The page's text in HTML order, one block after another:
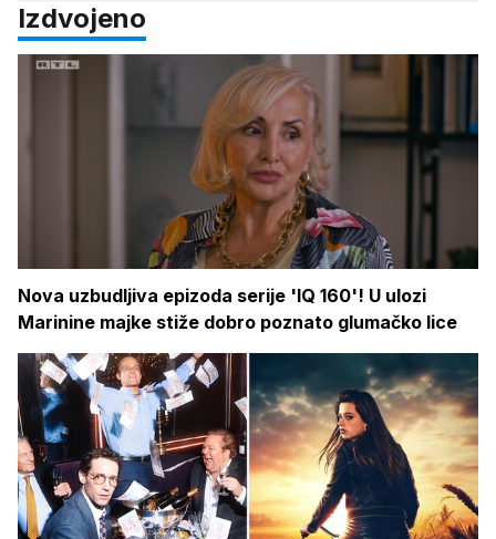
Izdvojeno
Nova uzbudljiva epizoda serije 'IQ 160'! U ulozi
Marinine majke stiže dobro poznato glumačko lice